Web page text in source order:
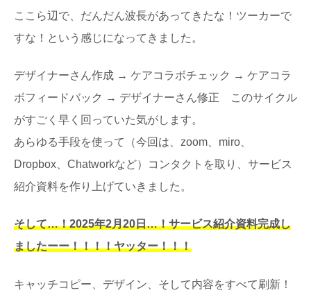
ここら辺で、だんだん波長があってきたな！ツーカーで
すな！という感じになってきました。
デザイナーさん作成 → ケアコラボチェック → ケアコラ
ボフィードバック → デザイナーさん修正 このサイクル
がすごく早く回っていた気がします。
あらゆる手段を使って（今回は、zoom、miro、
Dropbox、Chatworkなど）コンタクトを取り、サービス
紹介資料を作り上げていきました。
そして…！2025年2月20日…！サービス紹介資料完成し
ましたーー！！！！ヤッター！！！
キャッチコピー、デザイン、そして内容をすべて刷新！